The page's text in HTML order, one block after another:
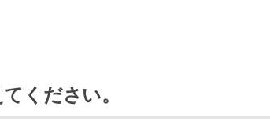
ください。